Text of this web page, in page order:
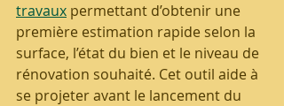
travaux permettant d’obtenir une
première estimation rapide selon la
surface, l’état du bien et le niveau de
rénovation souhaité. Cet outil aide à
se projeter avant le lancement du